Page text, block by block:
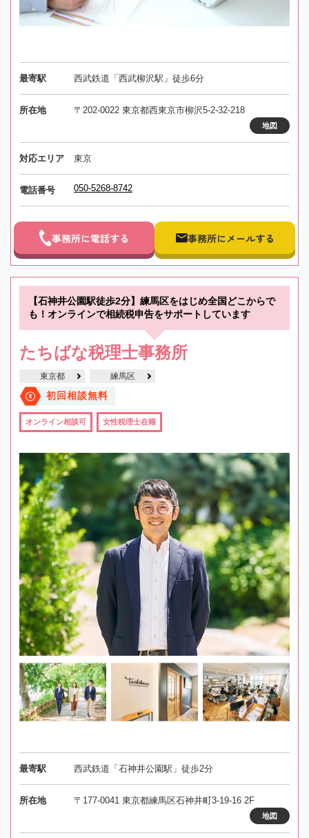
最寄駅 西武鉄道「西武柳沢駅」徒歩6分
所在地 〒202-0022 東京都西東京市柳沢5-2-32-218
地図
対応エリア 東京
電話番号 050-5268-8742
事務所に電話する 事務所にメールする
【石神井公園駅徒歩2分】練馬区をはじめ全国どこからで
も！オンラインで相続税申告をサポートしています
たちばな税理士事務所
東京都 練馬区
初回相談無料
オンライン相談可 女性税理士在籍
最寄駅 西武鉄道「石神井公園駅」徒歩2分
所在地 〒177-0041 東京都練馬区石神井町3-19-16 2F
地図